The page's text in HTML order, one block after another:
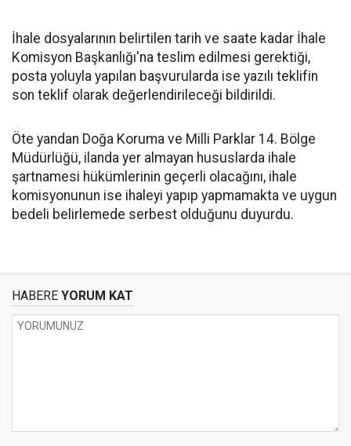
İhale dosyalarının belirtilen tarih ve saate kadar İhale
Komisyon Başkanlığı'na teslim edilmesi gerektiği,
posta yoluyla yapılan başvurularda ise yazılı teklifin
son teklif olarak değerlendirileceği bildirildi.
Öte yandan Doğa Koruma ve Milli Parklar 14. Bölge
Müdürlüğü, ilanda yer almayan hususlarda ihale
şartnamesi hükümlerinin geçerli olacağını, ihale
komisyonunun ise ihaleyi yapıp yapmamakta ve uygun
bedeli belirlemede serbest olduğunu duyurdu.
HABERE YORUM KAT